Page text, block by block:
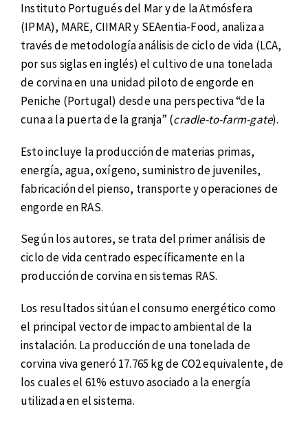
Instituto Portugués del Mar y de la Atmósfera
(IPMA), MARE, CIIMAR y SEAentia-Food,analiza a
través de metodología análisis de ciclo de vida (LCA,
por sus siglas en inglés) el cultivo de una tonelada
de corvina en una unidad piloto de engorde en
Peniche (Portugal) desde una perspectiva “de la
cuna a la puerta de la granja” (cradle-to-farm-gate).
Esto incluye la producción de materias primas,
energía, agua, oxígeno, suministro de juveniles,
fabricación del pienso, transporte y operaciones de
engorde en RAS.
Según los autores, se trata del primer análisis de
ciclo de vida centrado específicamente en la
producción de corvina en sistemas RAS.
Los resultados sitúan el consumo energético como
el principal vector de impacto ambiental de la
instalación. La producción de una tonelada de
corvina viva generó 17.765 kg de CO2 equivalente, de
los cuales el 61% estuvo asociado a la energía
utilizada en el sistema.